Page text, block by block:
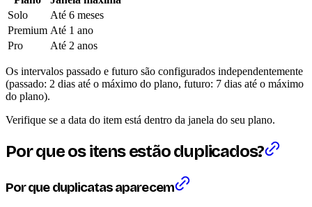
Solo
Até 6 meses
Premium Até 1 ano
Pro
Até 2 anos
Os intervalos passado e futuro são configurados independentemente
(passado: 2 dias até o máximo do plano, futuro: 7 dias até o máximo
do plano).
Verifique se a data do item está dentro da janela do seu plano.
Por que os itens estão duplicados?
Por que duplicatas aparecem